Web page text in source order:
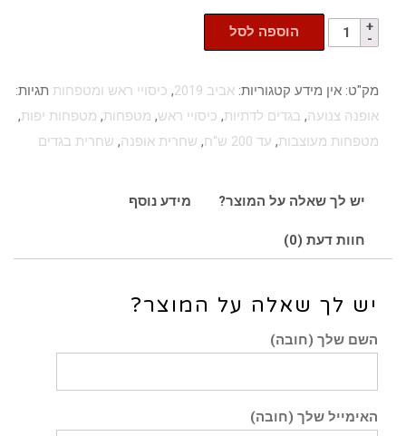
הוספה לסל
מק"ט: אין מידע קטגוריות: אביב 2019 , כיסויי ראש ומטפחות תגיות:
אופנה צנועה, בגדים לדתיות, כיסויי ראש, מטפחות, מטפחות יפות,
מטפחות מעוצבות, עד 200 ש"ח , שחרית אופנה, שחרית בגדים
יש לך שאלה על המוצר? מידע נוסף
חוות דעת (0)
יש לך שאלה על המוצר?
השם שלך (חובה)
האימייל שלך (חובה)